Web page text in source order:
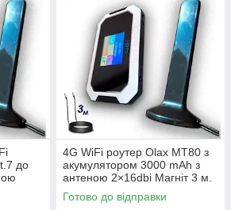
до
м.
4G WiFi роутер Olax MT80 з
акумулятором 3000 mAh з
антеною 2×16dbi Магніт 3 м.
MiMo Укр.
Готово до відправки